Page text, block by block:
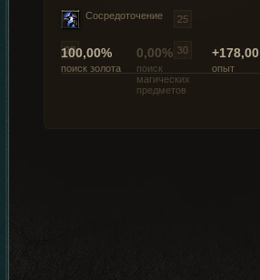
Сосредоточение
100,00%
поиск золота
0,00%
поиск
магических
предметов
+178,00
опыт